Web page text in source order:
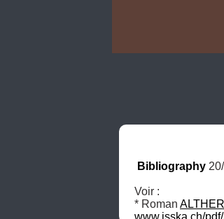
Bibliography
Voir :
* Roman ALTHER
www.isska.ch/